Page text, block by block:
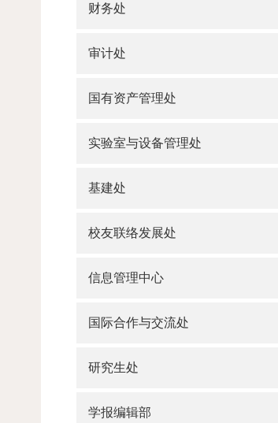
财务处
审计处
国有资产管理处
实验室与设备管理处
基建处
校友联络发展处
信息管理中心
国际合作与交流处
研究生处
学报编辑部